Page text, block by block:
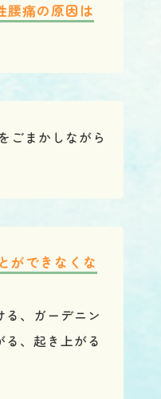
腰痛の原因は
ごまかしながら
ができなくな
る、ガーデニン
る、起き上がる